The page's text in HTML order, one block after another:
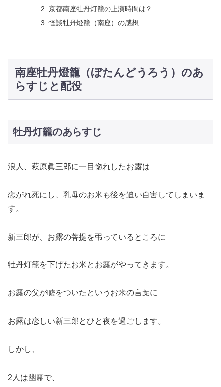
京都南座牡丹灯籠の上演時間は？
怪談牡丹燈籠（南座）の感想
南座牡丹燈籠（ぼたんどうろう）のあ
らすじと配役
牡丹灯籠のあらすじ
浪人、萩原眞三郎に一目惚れしたお露は
恋がれ死にし、乳母のお米も後を追い自害してしまいま
す。
新三郎が、お露の菩提を弔っているところに
牡丹灯籠を下げたお米とお露がやってきます。
お露の父が嘘をついたというお米の言葉に
お露は恋しい新三郎とひと夜を過ごします。
しかし、
2人は幽霊で、